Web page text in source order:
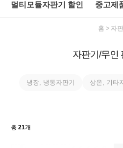
멀티모듈자판기 할인 중고제
홈 자
자판기/무인
냉장, 냉동자판기 상온, 기타
총21개